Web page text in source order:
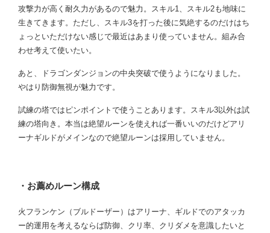
攻撃力が高く耐久力があるので魅力。スキル1、スキル2も地味に
生きてきます。ただし、スキル3を打った後に気絶するのだけはち
ょっといただけない感じで最近はあまり使っていません。組み合
わせ考えて使いたい。
あと、ドラゴンダンジョンの中央突破で使うようになりました。
やはり防御無視が魅力です。
試練の塔ではピンポイントで使うことあります。スキル3以外は試
練の塔向き。本当は絶望ルーンを使えれば一番いいのだけどアリ
ーナギルドがメインなので絶望ルーンは採用していません。
・お薦めルーン構成
火フランケン（ブルドーザー）はアリーナ、ギルドでのアタッカ
ー的運用を考えるならば防御、クリ率、クリダメを意識したいと